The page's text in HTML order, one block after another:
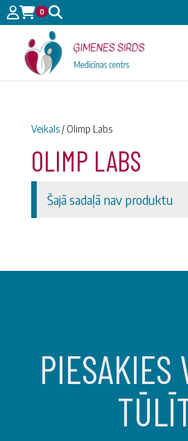
0
Veikals/ Olimp Labs
OLIMP LABS
Šajā sadaļā nav produktu
PIESAKIES